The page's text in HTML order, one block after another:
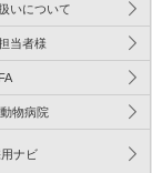
いについて
当者様
物病院
ナビ